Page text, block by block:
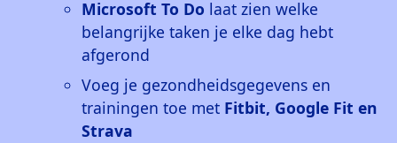
Microsoft To Do laat zien welke
belangrijke taken je elke dag hebt
afgerond
Voeg je gezondheidsgegevens en
trainingen toe met Fitbit, Google Fit en
Strava